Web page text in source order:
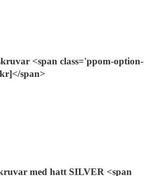
<span class='ppom-option-
span>
med hatt SILVER <span